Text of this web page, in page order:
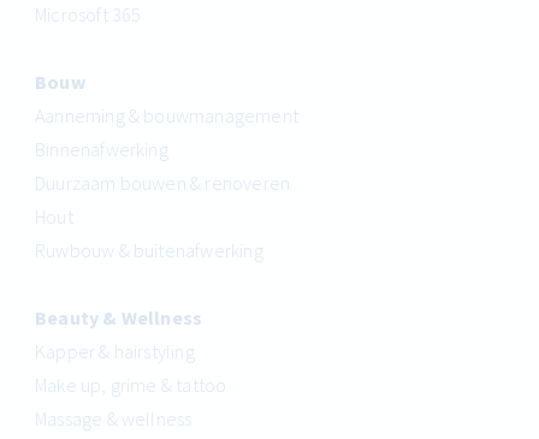
Microsoft 365
Bouw
Aanneming & bouwmanagement
Binnenafwerking
Duurzaam bouwen & renoveren
Hout
Ruwbouw & buitenafwerking
Beauty & Wellness
Kapper & hairstyling
Make up, grime & tattoo
Massage & wellness